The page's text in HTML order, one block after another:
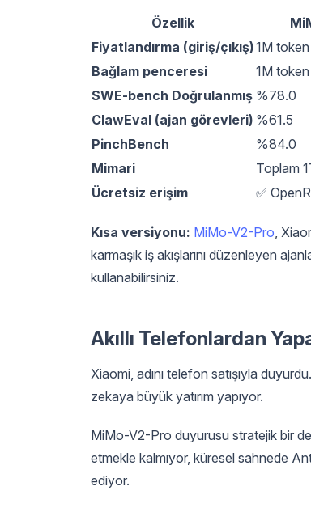
Özellik
Fiyatlandırma (giriş/çıkış)1M
Bağlam penceresi
1M token
SWE-bench Doğrulanmış %78.0
ClawEval (ajan görevleri) %61.5
PinchBench
%84.0
Mimari
Toplam
Ücretsiz erişim
✅
Kısa versiyonu: MiMo-V2-Pro,
karmaşık iş akışlarını düzenleyen
kullanabilirsiniz.
Akıllı Telefonlardan
Xiaomi, adını telefon satışıyla
zekaya büyük yatırım yapıyor.
MiMo-V2-Pro duyurusu stratejik bir
etmekle kalmıyor, küresel sahnede
ediyor.